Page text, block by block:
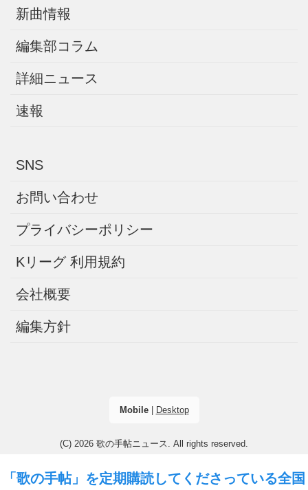
「歌の手帖」を定期購読してくださっている全国
新曲情報
編集部コラム
詳細ニュース
速報
SNS
お問い合わせ
プライバシーポリシー
Kリーグ 利用規約
会社概要
編集方針
Mobile| Desktop
(C) 2026 歌の手帖ニュース . All rights reserved.